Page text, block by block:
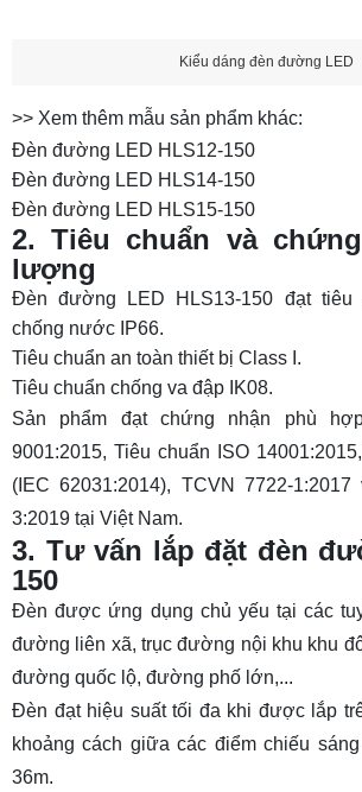
Kiểu dáng đèn đường LED
>> Xem thêm mẫu sản phẩm khác:
Đèn đường LED HLS12-150
Đèn đường LED HLS14-150
Đèn đường LED HLS15-150
2. Tiêu chuẩn và
lượng
Đèn đường LED HLS13-150 đạt tiêu
chống nước IP66.
Tiêu chuẩn an toàn thiết bị Class I.
Tiêu chuẩn chống va đập IK08.
Sản phẩm đạt chứng nhận phù
9001:2015, Tiêu chuẩn ISO
(IEC 62031:2014), TCVN 7722-
3:2019 tại Việt Nam.
3. Tư vấn lắp đặt đèn
150
Đèn được ứng dụng chủ yếu tại các
đường liên xã, trục đường nội khu khu
đường quốc lộ, đường phố lớn,...
Đèn đạt hiệu suất tối đa khi được lắp
khoảng cách giữa các điểm chiếu
36m.